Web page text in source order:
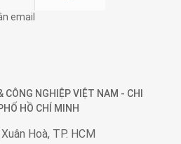
email
CÔNG NGHIỆPVIỆT NAM - CHI
HỒ CHÍ MINH
Hoà, TP. HCM